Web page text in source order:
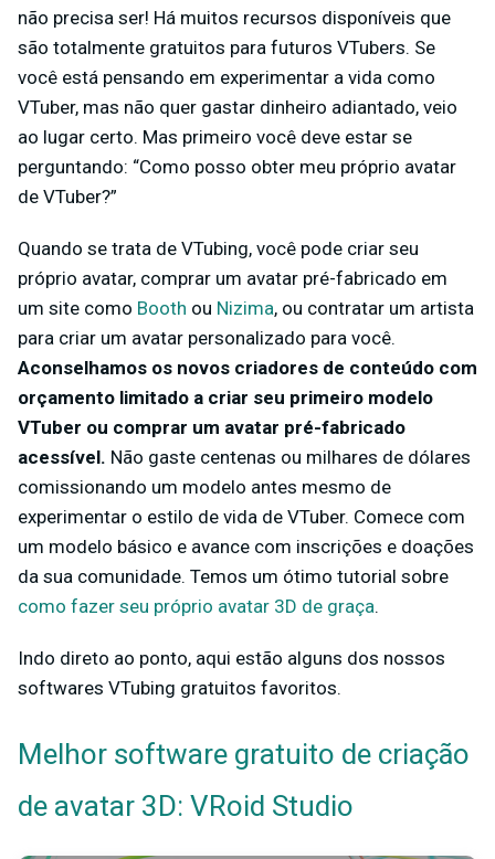
não precisa ser! Há muitos recursos disponíveis que
são totalmente gratuitos para futuros VTubers. Se
você está pensando em experimentar a vida como
VTuber, mas não quer gastar dinheiro adiantado, veio
ao lugar certo. Mas primeiro você deve estar se
perguntando: “Como posso obter meu próprio avatar
de VTuber?”
Quando se trata de VTubing, você pode criar seu
próprio avatar, comprar um avatar pré-fabricado em
um site como Booth ou Nizima, ou contratar um artista
para criar um avatar personalizado para você.
Aconselhamos os novos criadores de conteúdo com
orçamento limitado a criar seu primeiro modelo
VTuber ou comprar um avatar pré-fabricado
acessível. Não gaste centenas ou milhares de dólares
comissionando um modelo antes mesmo de
experimentar o estilo de vida de VTuber. Comece com
um modelo básico e avance com inscrições e doações
da sua comunidade. Temos um ótimo tutorial sobre
como fazer seu próprio avatar 3D de graça.
Indo direto ao ponto, aqui estão alguns dos nossos
softwares VTubing gratuitos favoritos.
Melhor software gratuito de criação
de avatar 3D:VRoid Studio